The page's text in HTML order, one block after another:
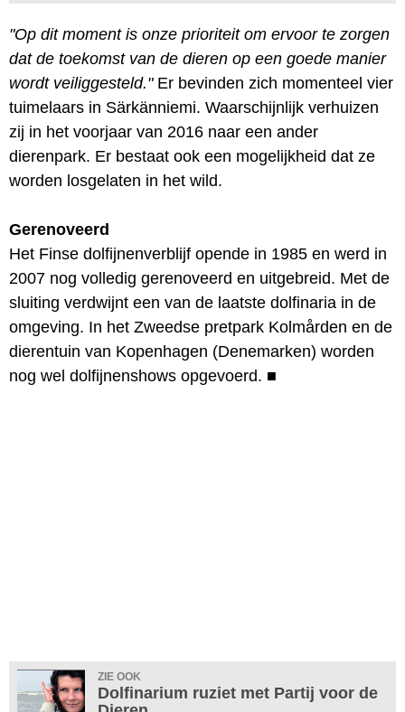
"Op dit moment is onze prioriteit om ervoor te zorgen
dat de toekomst van de dieren op een goede manier
wordt veiliggesteld."Er bevinden zich momenteel vier
tuimelaars in Särkänniemi. Waarschijnlijk verhuizen
zij in het voorjaar van 2016 naar een ander
dierenpark. Er bestaat ook een mogelijkheid dat ze
worden losgelaten in het wild.
Gerenoveerd
Het Finse dolfijnenverblijf opende in 1985 en werd in
2007 nog volledig gerenoveerd en uitgebreid. Met de
sluiting verdwijnt een van de laatste dolfinaria in de
omgeving. In het Zweedse pretpark Kolmården en de
dierentuin van Kopenhagen (Denemarken) worden
nog wel dolfijnenshows opgevoerd. ■
ZIE OOK
Dolfinarium ruziet met Partij voor de